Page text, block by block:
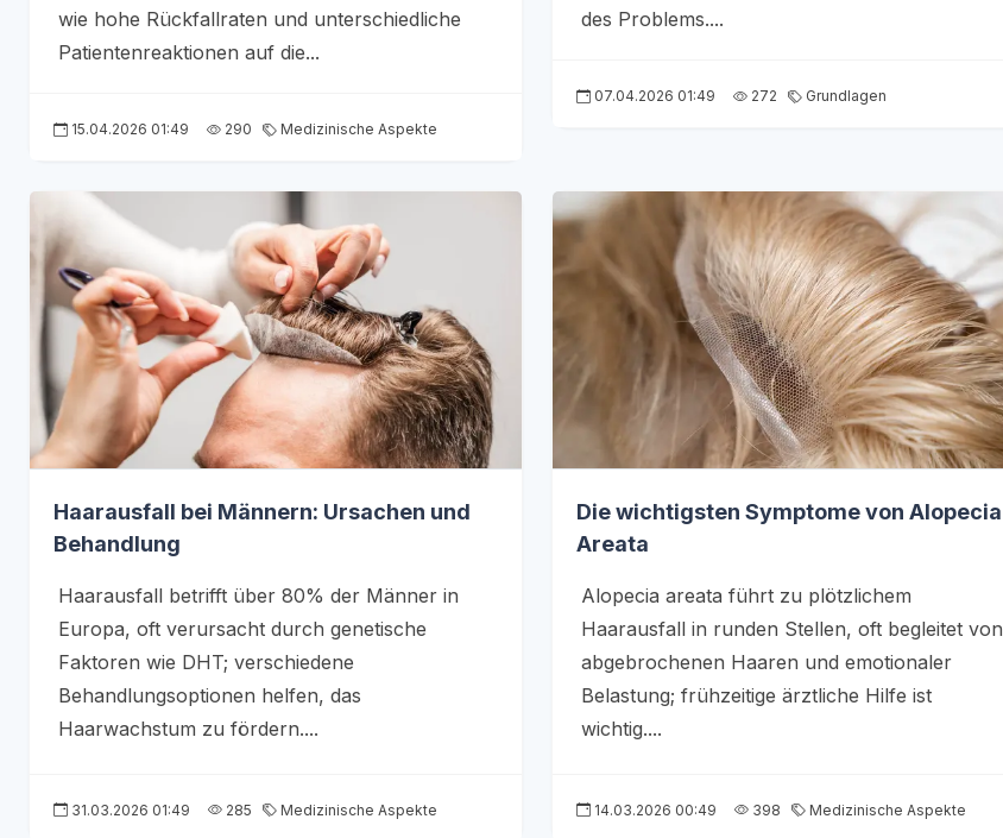
wie hohe Rückfallraten und unterschiedliche
Patientenreaktionen auf die...
15.04.2026 01:49 290 Medizinische Aspekte
des Problems....
07.04.2026 01:49 272 Grundlagen
Haarausfall bei Männern: Ursachen und
Behandlung
Haarausfall betrifft über 80% der Männer in
Europa, oft verursacht durch genetische
Faktoren wie DHT; verschiedene
Behandlungsoptionen helfen, das
Haarwachstum zu fördern....
31.03.2026 01:49 285 Medizinische Aspekte
Die wichtigsten Symptome von Alopecia
Areata
Alopecia areata führt zu plötzlichem
Haarausfall in runden Stellen, oft begleitet von
abgebrochenen Haaren und emotionaler
Belastung; frühzeitige ärztliche Hilfe ist
wichtig....
14.03.2026 00:49 398 Medizinische Aspekte